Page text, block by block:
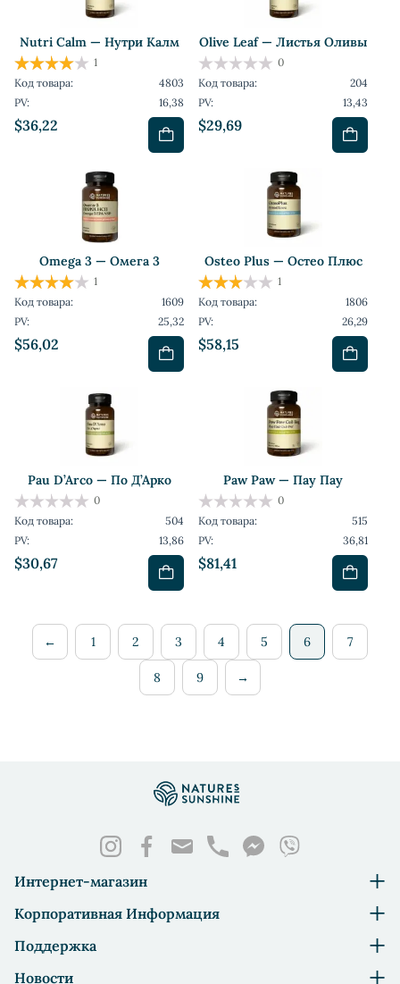
Nutri Calm — Нутри Калм
$36,22
1
Код товара:
4803
PV:
16,38
Olive Leaf — Листья Оливы
$29,69
0
Код товара:
204
PV:
13,43
Omega 3 — Омега 3
$56,02
1
Код товара:
1609
PV:
25,32
Osteo Plus — Остео Плюс
$58,15
1
Код товара:
1806
PV:
26,29
Pau D’Arco — По Д’Арко
$30,67
0
Код товара:
504
PV:
13,86
Paw Paw — Пау Пау
$81,41
0
Код товара:
515
PV:
36,81
← 1 2 3 4 5 6 7
8 9 →
Интернет-магазин
Корпоративная Информация
Поддержка
Новости